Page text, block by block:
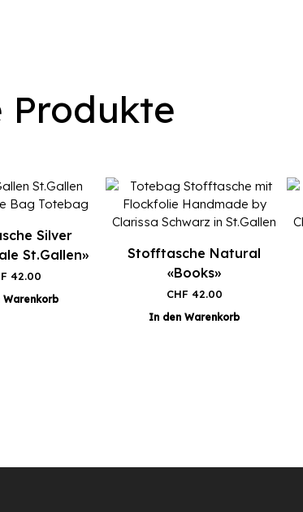
Produkte
Silver
St.Gallen»
42.00
Warenkorb
Stofftasche Natural
«Books»
CHF 42.00
In den Warenkorb